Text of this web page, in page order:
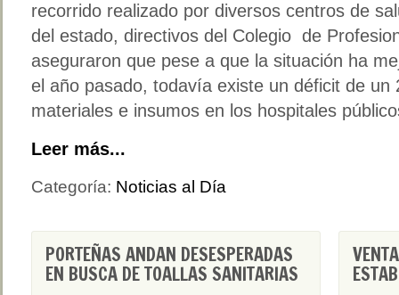
recorrido realizado por diversos centros de
del estado, directivos del Colegio de
aseguraron que pese a que la situación ha
el año pasado, todavía existe un déficit de un
materiales e insumos en los hospitales
Leer más...
Categoría: Noticias al Día
PORTEÑAS ANDAN DESESPERADAS
EN BUSCA DE TOALLAS SANITARIAS